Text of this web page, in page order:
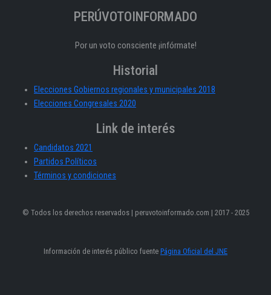
PERÚVOTOINFORMADO
Por un voto consciente ¡infórmate!
Historial
Elecciones Gobiernos regionales y municipales 2018
Elecciones Congresales 2020
Link de interés
Candidatos 2021
Partidos Políticos
Términos y condiciones
© Todos los derechos reservados | peruvotoinformado.com | 2017 - 2025
Información de interés público fuente Página Oficial del JNE